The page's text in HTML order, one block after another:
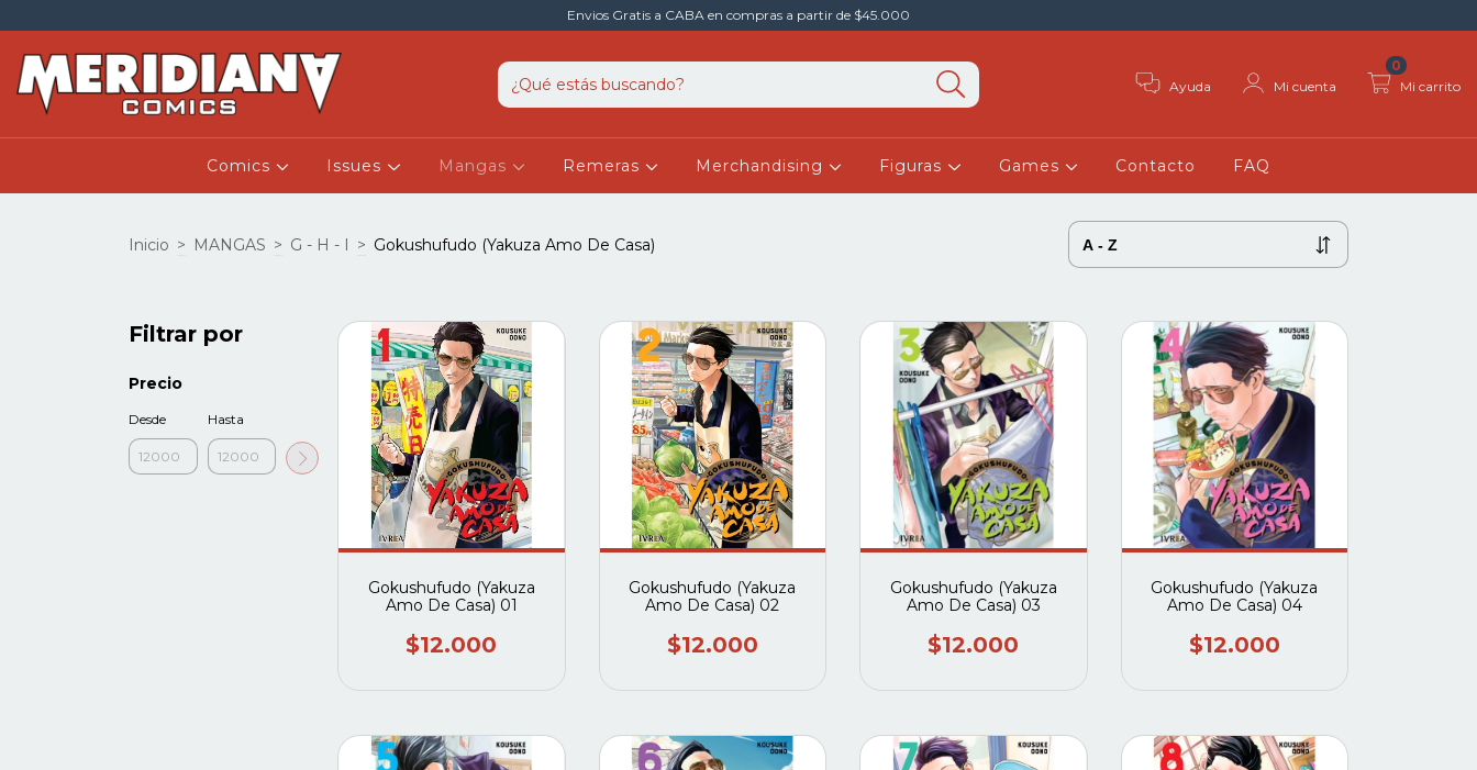
Envios Gratis a CABA en compras a partir de $45.000
Ayuda Mi cuenta Mi carrito
0
Comics Issues Mangas Remeras Merchandising Figuras Games Contacto FAQ
Inicio > MANGAS > G - H - I > Gokushufudo (Yakuza Amo De Casa)
Filtrar por
Precio
Desde Hasta
Gokushufudo (Yakuza
Amo De Casa) 01
$12.000
Gokushufudo (Yakuza
Amo De Casa) 02
$12.000
Gokushufudo (Yakuza
Amo De Casa) 03
$12.000
Gokushufudo (Yakuza
Amo De Casa) 04
$12.000